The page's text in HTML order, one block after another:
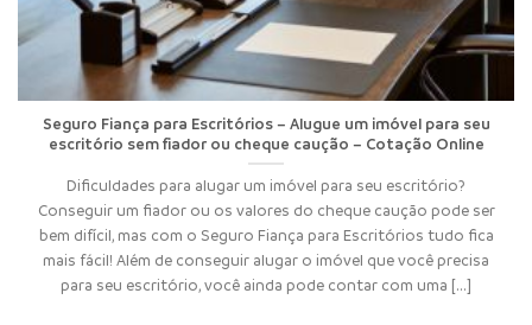
Seguro Fiança para Escritórios – Alugue um imóvel para seu
escritório sem fiador ou cheque caução – Cotação Online
Dificuldades para alugar um imóvel para seu escritório?
Conseguir um fiador ou os valores do cheque caução pode ser
bem difícil, mas com o Seguro Fiança para Escritórios tudo fica
mais fácil! Além de conseguir alugar o imóvel que você precisa
para seu escritório, você ainda pode contar com uma [...]